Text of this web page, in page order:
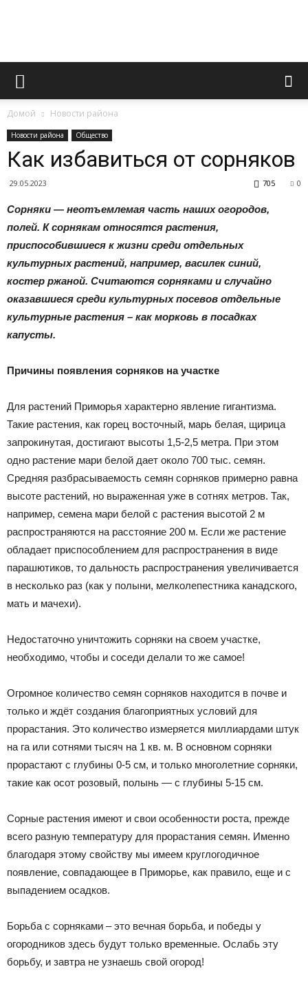
Официальный
«Вперед»
Тюменцевский
Домой Новости района
Новости района Общество
Как избавиться от сорняков
29.05.2023 0
705
Сорняки — неотъемлемая часть наших огородов,
полей. К сорнякам относятся растения,
приспособившиеся к жизни среди отдельных
культурных растений, например, василек синий,
костер ржаной. Считаются сорняками и случайно
оказавшиеся среди культурных посевов отдельные
культурные растения – как морковь в посадках
капусты.
Причины появления сорняков на участке
Для растений Приморья характерно явление гигантизма.
Такие растения, как горец восточный, марь белая, щирица
запрокинутая, достигают высоты 1,5-2,5 метра. При этом
одно растение мари белой дает около 700 тыс. семян.
Средняя разбрасываемость семян сорняков примерно равна
высоте растений, но выраженная уже в сотнях метров. Так,
например, семена мари белой с растения высотой 2 м
распространяются на расстояние 200 м. Если же растение
обладает приспособлением для распространения в виде
парашютиков, то дальность распространения увеличивается
в несколько раз (как у полыни, мелколепестника канадского,
мать и мачехи).
Недостаточно уничтожить сорняки на своем участке,
необходимо, чтобы и соседи делали то же самое!
Огромное количество семян сорняков находится в почве и
только и ждёт создания благоприятных условий для
прорастания. Это количество измеряется миллиардами штук
на га или сотнями тысяч на 1 кв. м. В основном сорняки
прорастают с глубины 0-5 см, и только многолетние сорняки,
такие как осот розовый, полынь — с глубины 5-15 см.
Сорные растения имеют и свои особенности роста, прежде
всего разную температуру для прорастания семян. Именно
благодаря этому свойству мы имеем круглогодичное
появление, совпадающее в Приморье, как правило, еще и с
выпадением осадков.
Борьба с сорняками – это вечная борьба, и победы у
огородников здесь будут только временные. Ослабь эту
борьбу, и завтра не узнаешь свой огород!